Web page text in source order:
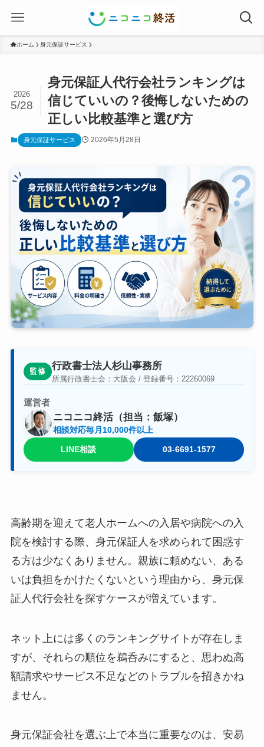
ホーム 身元保証サービス
身元保証人代行会社ランキングは
信じていいの？後悔しないための
正しい比較基準と選び方
2026
5/28
身元保証サービス 2026年5月28日
監修 行政書士法人杉山事務所
所属行政書士会：大阪会 / 登録番号：22260069
運営者
ニコニコ終活（担当：飯塚）
相談対応毎月10,000件以上
LINE相談 03-6691-1577
高齢期を迎えて老人ホームへの入居や病院への入
院を検討する際、身元保証人を求められて困惑す
る方は少なくありません。親族に頼めない、ある
いは負担をかけたくないという理由から、身元保
証人代行会社を探すケースが増えています。
ネット上には多くのランキングサイトが存在しま
すが、それらの順位を鵜呑みにすると、思わぬ高
額請求やサービス不足などのトラブルを招きかね
ません。
身元保証会社を選ぶ上で本当に重要なのは、安易